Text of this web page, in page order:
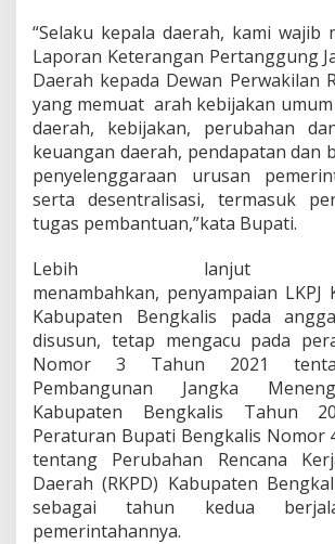
n
g
g
a
r
a
n
T
a
h
u
2
0
2
“Selaku kepala daerah, kami wajib
Laporan Keterangan Pertanggung
Daerah kepada Dewan Perwakilan
yang memuat arah kebijakan
daerah, kebijakan, perubahan
keuangan daerah, pendapatan dan
penyelenggaraan urusan
serta desentralisasi, termasuk
tugas pembantuan,”kata Bupati.
Lebih lanjut
menambahkan, penyampaian LKPJ
Kabupaten Bengkalis pada
disusun, tetap mengacu pada
Nomor 3 Tahun 2021
Pembangunan Jangka
Kabupaten Bengkalis Tahun
Peraturan Bupati Bengkalis Nomor
tentang Perubahan Rencana
Daerah (RKPD) Kabupaten
sebagai tahun kedua
pemerintahannya.